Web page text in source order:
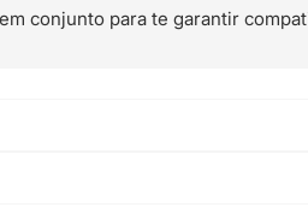
conjunto para te garantir